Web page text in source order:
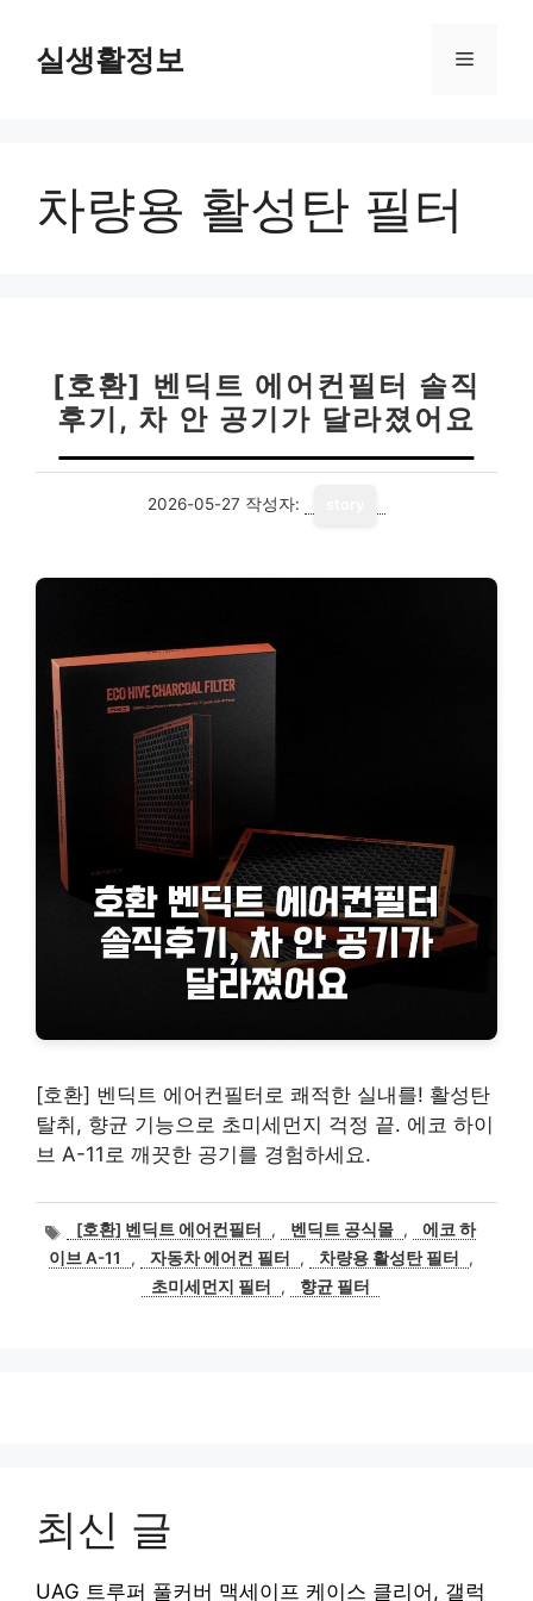
실생활정보 메
차량용 활성탄 필터
[호환] 벤딕트 에어컨필터 솔직
후기, 차 안 공기가 달라졌어요
2026-05-27 작성자:
[호환] 벤딕트 에어컨필터로 쾌적한 실내를! 활성탄
탈취, 향균 기능으로 초미세먼지 걱정 끝. 에코 하이
브 A-11로 깨끗한 공기를 경험하세요.
태
그
[호환] 벤딕트 에어컨필터 , 벤딕트 공식몰 ,
에코 하
이브 A-11
, 자동차 에어컨 필터 , 차량용 활성탄 필터
,
초미세먼지 필터
, 향균 필터
최신 글
UAG 트루퍼 풀커버 맥세이프 케이스 클리어, 갤럭